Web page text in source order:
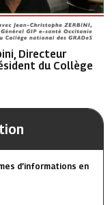
Directeur
du Collège
d’informations en